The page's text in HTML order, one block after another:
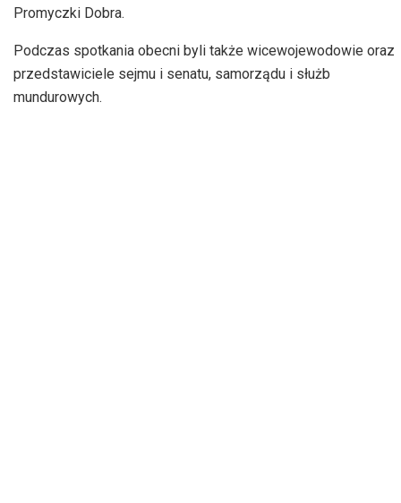
Promyczki Dobra.
Podczas spotkania obecni byli także wicewojewodowie oraz
przedstawiciele sejmu i senatu, samorządu i służb
mundurowych.